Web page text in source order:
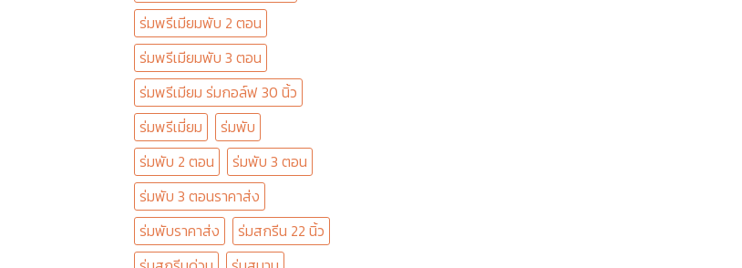
ร่มพรีเมียมพับ 2 ตอน
ร่มพรีเมียมพับ 3 ตอน
ร่มพรีเมียม ร่มกอล์ฟ 30 นิ้ว
ร่มพรีเมี่ยม
ร่มพับ
ร่มพับ 2 ตอน
ร่มพับ 3 ตอน
ร่มพับ 3 ตอนราคาส่ง
ร่มพับราคาส่ง
ร่มสกรีน 22 นิ้ว